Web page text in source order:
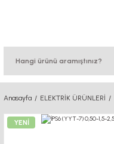
Anasayfa ELEKTRİK ÜRÜNLERİ
YENİ